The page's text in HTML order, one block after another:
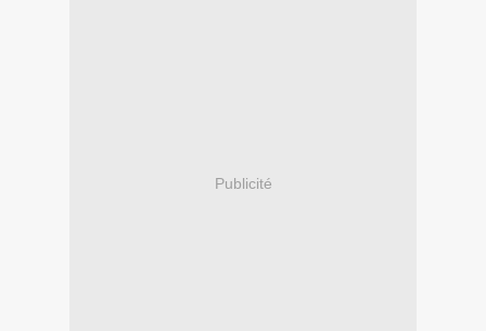
Publicité